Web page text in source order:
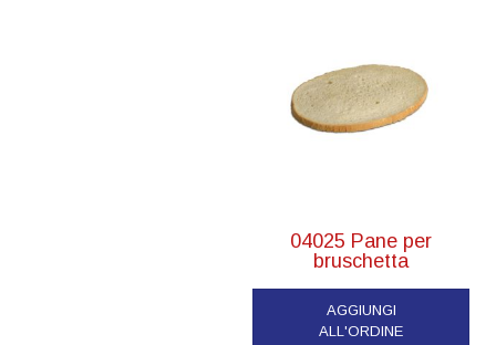
04025 Pane per
bruschetta
AGGIUNGI
ALL'ORDINE